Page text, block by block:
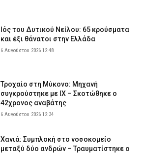
Ιός του Δυτικού Νείλου: 65 κρούσματα
και έξι θάνατοι στην Ελλάδα
6 Αυγούστου 2026 12:48
Τροχαίο στη Μύκονο: Μηχανή
συγκρούστηκε με ΙΧ – Σκοτώθηκε ο
42χρονος αναβάτης
6 Αυγούστου 2026 12:34
Χανιά: Συμπλοκή στο νοσοκομείο
μεταξύ δύο ανδρών – Τραυματίστηκε ο